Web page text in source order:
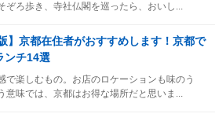
ぞろ歩き、寺社仏閣を巡ったら、おいし...
】京都在住者がおすすめします！京都で
ンチ14選
で楽しむもの。お店のロケーションも味のう
意味では、京都はお得な場所だと思いま...